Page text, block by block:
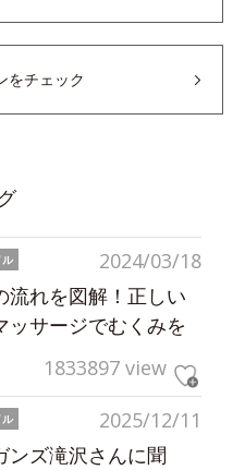
をチェック
2024/03/18
ル
流れを図解！正しい
ッサージでむくみを
1833897 view
2025/12/11
ル
ンズ滝沢さんに聞